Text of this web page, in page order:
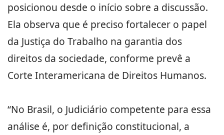
posicionou desde o início sobre a discussão.
Ela observa que é preciso fortalecer o papel
da Justiça do Trabalho na garantia dos
direitos da sociedade, conforme prevê a
Corte Interamericana de Direitos Humanos.
“No Brasil, o Judiciário competente para essa
análise é, por definição constitucional, a